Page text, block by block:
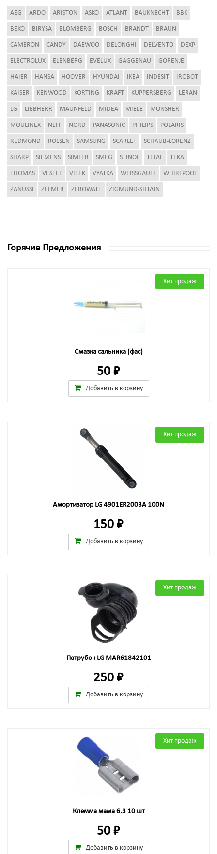
AEG ARDO ARISTON ASKO ATLANT BAUKNECHT BBK
BEKO BIRYSA BLOMBERG BOSCH BRANDT BRAUN
CAMERON CANDY DAEWOO DELONGHI DELVENTO DEXP
ELECTROLUX ELENBERG EVELUX GAGGENAU GORENJE
HAIER HANSA HOOVER HYUNDAI IKEA INDESIT IROBOT
KAISER KENWOOD KORTING KRAFT KUPPERSBERG LERAN
LG LIEBHERR MAUNFELD MIDEA MIELE MONSHER
MOULINEX NEFF NORD PANASONIC PHILIPS POLARIS
REDMOND ROLSEN SAMSUNG SCARLET SCHAUB-LORENZ
SHARP SIEMENS SIMFER SMEG STINOL TEFAL TEKA
THOMAS VESTEL VITEK VYATKA WEISSGAUFF WHIRLPOOL
ZANUSSI ZELMER ZEROWATT ZIGMUND-SHTAIN
Горячие Предложения
Хит продаж
Смазка сальника (фас)
50 ₽
Добавить в корзину
Хит продаж
Амортизатор LG 4901ER2003A 100N
150 ₽
Добавить в корзину
Хит продаж
Патрубок LG MAR61842101
250 ₽
Добавить в корзину
Хит продаж
Клемма мама 6.3 10 шт
50 ₽
Добавить в корзину